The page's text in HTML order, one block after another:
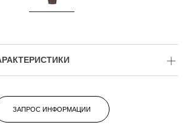
ЗАПРОС ИНФОРМАЦИИ